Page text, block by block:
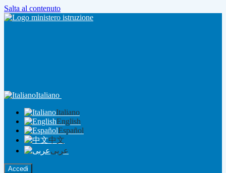
Salta al contenuto
Italiano
Italiano
English
Español
中文
عربى
Accedi